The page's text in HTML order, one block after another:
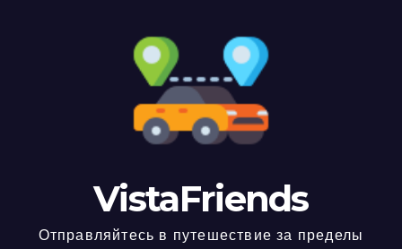
VistaFriends
Отправляйтесь в путешествие за пределы